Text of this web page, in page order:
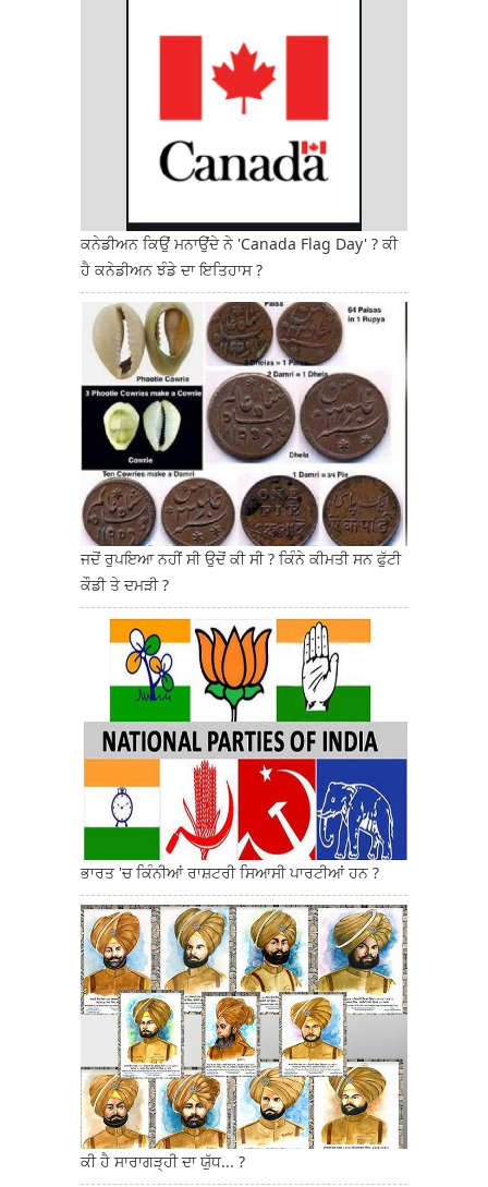
ਕਨੇਡੀਅਨ ਕਿਉਂ ਮਨਾਉਂਦੇ ਨੇ 'Canada Flag Day' ? ਕੀ
ਹੈ ਕਨੇਡੀਅਨ ਝੰਡੇ ਦਾ ਇਤਿਹਾਸ ?
ਜਦੋਂ ਰੁਪਇਆ ਨਹੀਂ ਸੀ ਉਦੋਂ ਕੀ ਸੀ ? ਕਿੰਨੇ ਕੀਮਤੀ ਸਨ ਫੁੱਟੀ
ਕੌਡੀ ਤੇ ਦਮੜੀ ?
ਭਾਰਤ 'ਚ ਕਿੰਨੀਆਂ ਰਾਸ਼ਟਰੀ ਸਿਆਸੀ ਪਾਰਟੀਆਂ ਹਨ ?
ਕੀ ਹੈ ਸਾਰਾਗੜ੍ਹੀ ਦਾ ਯੁੱਧ... ?